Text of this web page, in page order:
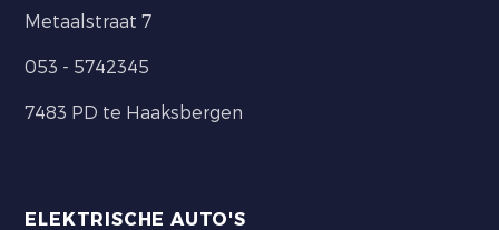
Metaalstraat 7
053 - 5742345
7483 PD te Haaksbergen
ELEKTRISCHE AUTO'S